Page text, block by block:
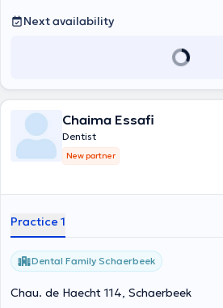
Next availability
Chaima Essafi
Dentist
New partner
Practice 1
Dental Family Schaerbeek
Chau. de Haecht 114, Schaerbeek